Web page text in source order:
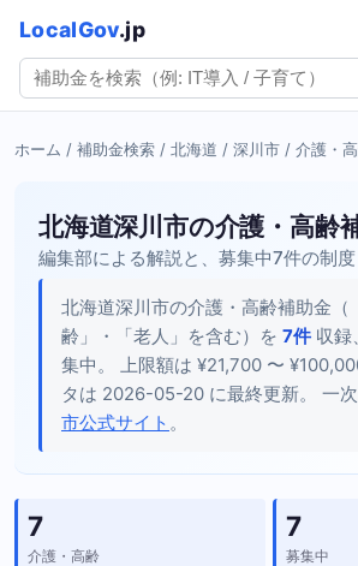
LocalGov.jp
ホーム / 補助金検索 / 北海道 / 深川市 / 介護・
北海道深川市の介護・高齢
編集部による解説と、募集中7件の制度
北海道深川市の介護・高齢補助金（
齢」・「老人」を含む）を 7件 収録
集中。 上限額は ¥21,700 〜
タは 2026-05-20 に最終更新。 一
市公式サイト 。
7
介護・高齢
7
募集中